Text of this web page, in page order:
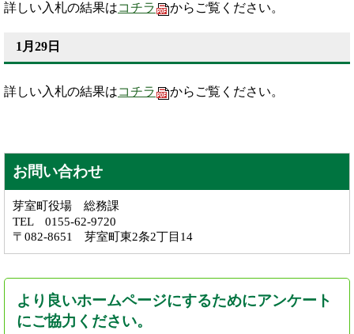
詳しい入札の結果はコチラ からご覧ください。
1月29日
詳しい入札の結果はコチラ からご覧ください。
お問い合わせ
芽室町役場 総務課
TEL 0155-62-9720
〒082-8651 芽室町東2条2丁目14
より良いホームページにするためにアンケート
にご協力ください。